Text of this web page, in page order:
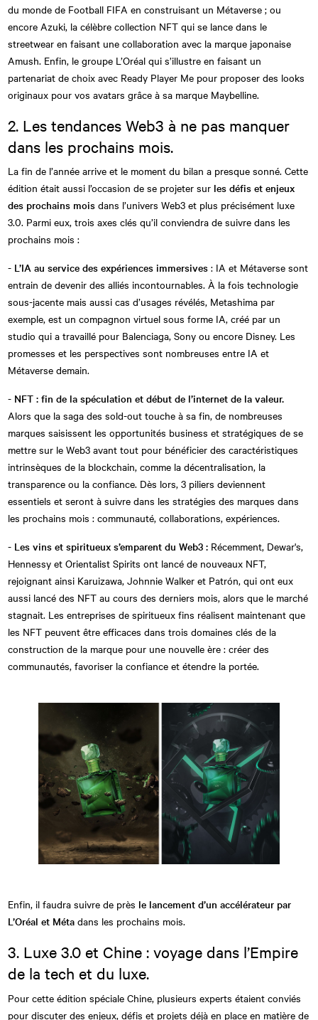
du monde de Football FIFA en construisant un Métaverse ; ou
encore Azuki, la célèbre collection NFT qui se lance dans le
streetwear en faisant une collaboration avec la marque japonaise
Amush. Enfin, le groupe L’Oréal qui s’illustre en faisant un
partenariat de choix avec Ready Player Me pour proposer des looks
originaux pour vos avatars grâce à sa marque Maybelline.
2. Les tendances Web3 à ne pas manquer
dans les prochains mois.
La fin de l’année arrive et le moment du bilan a presque sonné. Cette
édition était aussi l’occasion de se projeter sur les défis et enjeux
des prochains mois dans l’univers Web3 et plus précisément luxe
3.0. Parmi eux, trois axes clés qu’il conviendra de suivre dans les
prochains mois :
- L’IA au service des expériences immersives : IA et Métaverse sont
entrain de devenir des alliés incontournables. À la fois technologie
sous-jacente mais aussi cas d’usages révélés, Metashima par
exemple, est un compagnon virtuel sous forme IA, créé par un
studio qui a travaillé pour Balenciaga, Sony ou encore Disney. Les
promesses et les perspectives sont nombreuses entre IA et
Métaverse demain.
- NFT : fin de la spéculation et début de l’internet de la valeur.
Alors que la saga des sold-out touche à sa fin, de nombreuses
marques saisissent les opportunités business et stratégiques de se
mettre sur le Web3 avant tout pour bénéficier des caractéristiques
intrinsèques de la blockchain, comme la décentralisation, la
transparence ou la confiance. Dès lors, 3 piliers deviennent
essentiels et seront à suivre dans les stratégies des marques dans
les prochains mois : communauté, collaborations, expériences.
- Les vins et spiritueux s’emparent du Web3 : Récemment, Dewar's,
Hennessy et Orientalist Spirits ont lancé de nouveaux NFT,
rejoignant ainsi Karuizawa, Johnnie Walker et Patrón, qui ont eux
aussi lancé des NFT au cours des derniers mois, alors que le marché
stagnait. Les entreprises de spiritueux fins réalisent maintenant que
les NFT peuvent être efficaces dans trois domaines clés de la
construction de la marque pour une nouvelle ère : créer des
communautés, favoriser la confiance et étendre la portée.
Enfin, il faudra suivre de près le lancement d’un accélérateur par
L’Oréal et Méta dans les prochains mois.
3. Luxe 3.0 et Chine : voyage dans l’Empire
de la tech et du luxe.
Pour cette édition spéciale Chine, plusieurs experts étaient conviés
pour discuter des enjeux, défis et projets déjà en place en matière de